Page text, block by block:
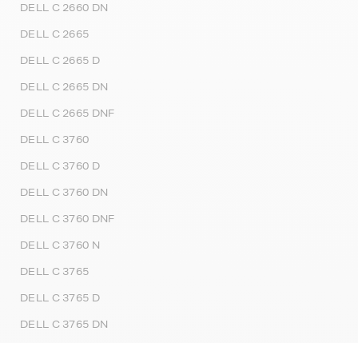
DELL C 2660 DN
DELL C 2665
DELL C 2665 D
DELL C 2665 DN
DELL C 2665 DNF
DELL C 3760
DELL C 3760 D
DELL C 3760 DN
DELL C 3760 DNF
DELL C 3760 N
DELL C 3765
DELL C 3765 D
DELL C 3765 DN